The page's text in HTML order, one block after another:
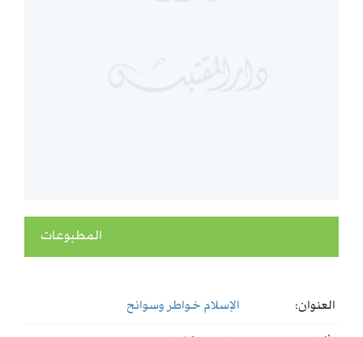
المطبوعات
العنوان:
الإسلام خواطر وسوانح